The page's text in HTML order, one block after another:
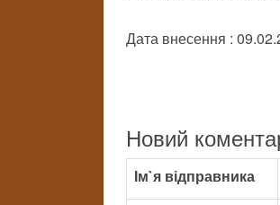
Дата внесення :
Новий
Ім`я відправника